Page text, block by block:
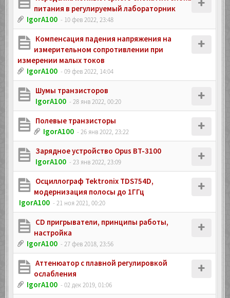
питания в регулируемый лабораторник
IgorA100 - 10 фев 2022, 23:48
Компенсация падения напряжения на
измерительном сопротивлении при
измерении малых токов
IgorA100 - 09 фев 2022, 14:04
Шумы транзисторов
IgorA100 - 28 янв 2022, 00:20
Полевые транзисторы
IgorA100 - 26 янв 2022, 23:22
Зарядное устройство Opus BT-3100
IgorA100 - 23 янв 2022, 23:09
Осциллограф Tektronix TDS754D,
модернизация полосы до 1ГГц
IgorA100 - 21 ноя 2021, 00:20
CD пригрыватели, принципы работы,
настройка
IgorA100 - 27 фев 2018, 23:56
Аттенюатор с плавной регулировкой
ослабления
IgorA100 - 02 дек 2019, 01:06